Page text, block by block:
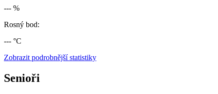
--- %
Rosný bod:
--- °C
Zobrazit podrobnější statistiky
Senioři